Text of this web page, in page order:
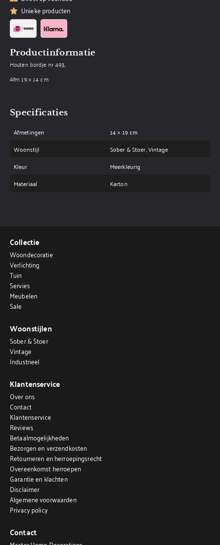
Unieke producten
Productinformatie
Houten bordje nr 493,
Afm 19 x 14 cm
Specificaties
Afmetingen
14 × 19 cm
Woonstijl
Sober & Stoer, Vintage
Kleur
Meerkleurig
Materiaal
Karton
Collectie
Woondecoratie
Verlichting
Tuin
Servies
Meubelen
Sale
Woonstijlen
Sober & Stoer
Vintage
Industrieel
Klantenservice
Over ons
Contact
Klantenservice
Reviews
Betaalmogelijkheden
Bezorgen en verzendkosten
Retourneren en herroepingsrecht
Overeenkomst herroepen
Garantie en klachten
Disclaimer
Algemene voorwaarden
Privacy policy
Contact